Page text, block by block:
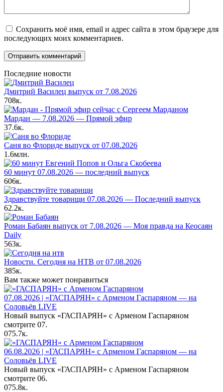
Сохранить моё имя, email и адрес сайта в этом браузере для
последующих моих комментариев.
Последние новости
Дмитрий Василец выпуск от 7.08.2026
708к.
Мардан — 7.08.2026 — Прямой эфир
37.6к.
Саня во Флориде выпуск от 07.08.2026
1.6млн.
60 минут 07.08.2026 — последний выпуск
606к.
Здравствуйте товарищи 07.08.2026 — Последний выпуск
62.2к.
Роман Бабаян выпуск от 7.08.2026 — Моя правда на Кеосаян
Daily
563к.
Новости. Сегодня на НТВ от 07.08.2026
385к.
Вам также может понравиться
07.08.2026 | «ГАСПАРЯН» с Арменом Гаспаряном — на
Соловьёв LIVE
Новый выпуск «ГАСПАРЯН» с Арменом Гаспаряном
смотрите 07.
075.7к.
06.08.2026 | «ГАСПАРЯН» с Арменом Гаспаряном — на
Соловьёв LIVE
Новый выпуск «ГАСПАРЯН» с Арменом Гаспаряном
смотрите 06.
075.8к.